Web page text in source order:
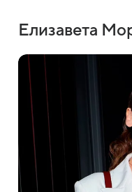
Елизавета